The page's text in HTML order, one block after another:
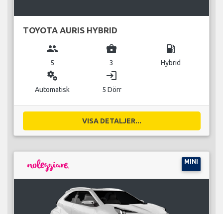
TOYOTA AURIS HYBRID
group
5
business_center
3
local_gas_station
Hybrid
miscellaneous_services
Automatisk
login
5 Dörr
VISA DETALJER...
MINI